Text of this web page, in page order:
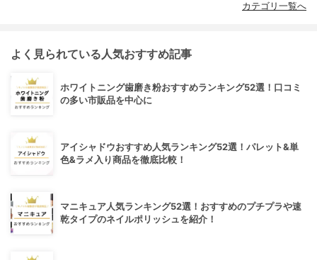
カテゴリ一覧へ
よく見られている人気おすすめ記事
ホワイトニング歯磨き粉おすすめランキング52選！口コミ
の多い市販品を中心に
アイシャドウおすすめ人気ランキング52選！パレット&単
色&ラメ入り商品を徹底比較！
マニキュア人気ランキング52選！おすすめのプチプラや速
乾タイプのネイルポリッシュを紹介！